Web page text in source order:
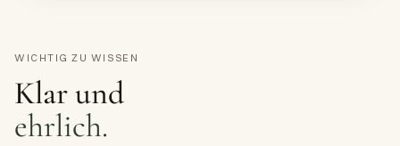
WICHTIG ZU WISSEN
Klar und
ehrlich.